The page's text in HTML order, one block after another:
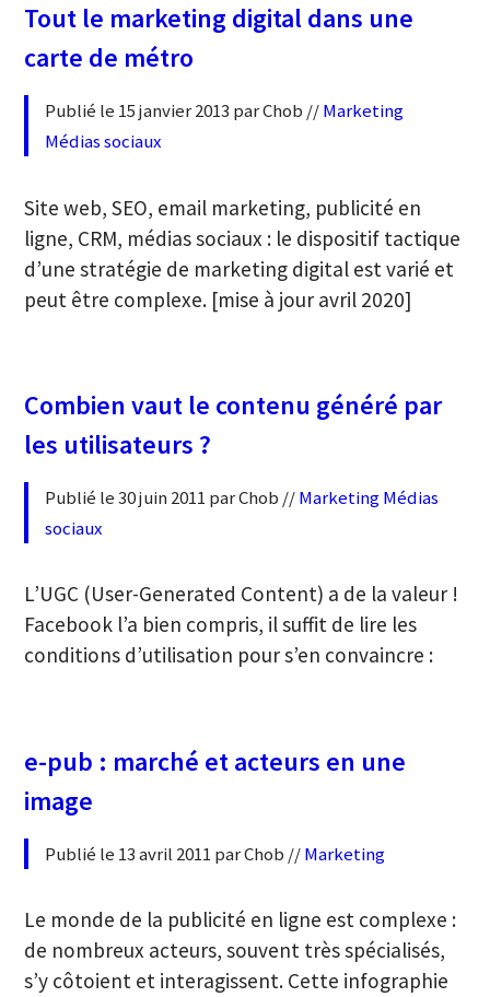
Tout le marketing digital dans une
carte de métro
Publié le 15 janvier 2013 par Chob //Marketing
Médias sociaux
Site web, SEO, email marketing, publicité en
ligne, CRM, médias sociaux : le dispositif tactique
d’une stratégie de marketing digital est varié et
peut être complexe. [mise à jour avril 2020]
Combien vaut le contenu généré par
les utilisateurs ?
Publié le 30 juin 2011 par Chob //MarketingMédias
sociaux
L’UGC (User-Generated Content) a de la valeur !
Facebook l’a bien compris, il suffit de lire les
conditions d’utilisation pour s’en convaincre :
e-pub : marché et acteurs en une
image
Publié le 13 avril 2011 par Chob //Marketing
Le monde de la publicité en ligne est complexe :
de nombreux acteurs, souvent très spécialisés,
s’y côtoient et interagissent. Cette infographie